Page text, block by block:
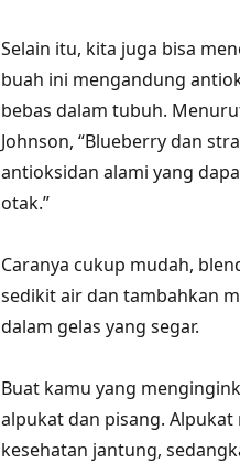
Selain itu, kita juga bisa
buah ini mengandung
bebas dalam tubuh.
Johnson, “Blueberry dan
antioksidan alami yang
otak.”
Caranya cukup mudah,
sedikit air dan tambahkan
dalam gelas yang segar.
Buat kamu yang
alpukat dan pisang.
kesehatan jantung,